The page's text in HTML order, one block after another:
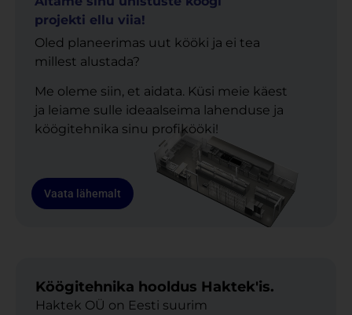
projekti ellu viia!
Oled planeerimas uut kööki ja ei tea
millest alustada?
Me oleme siin, et aidata. Küsi meie käest
ja leiame sulle ideaalseima lahenduse ja
köögitehnika sinu profikööki!
Vaata lähemalt
Köögitehnika hooldus Haktek'is.
Haktek OÜ on Eesti suurim